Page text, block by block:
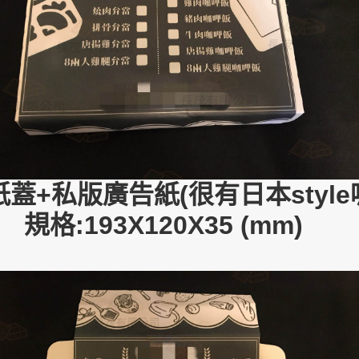
蓋+私版廣告紙(很有日本style
規格:193X120X35 (mm)